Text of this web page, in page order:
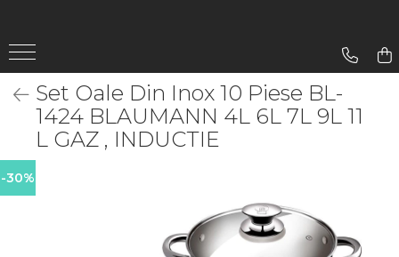
Aparate De Sudura
Lampi Solare
Set Oale Din Inox 10 Piese BL-
1424 BLAUMANN 4L 6L 7L 9L 11
L GAZ , INDUCTIE
-30%